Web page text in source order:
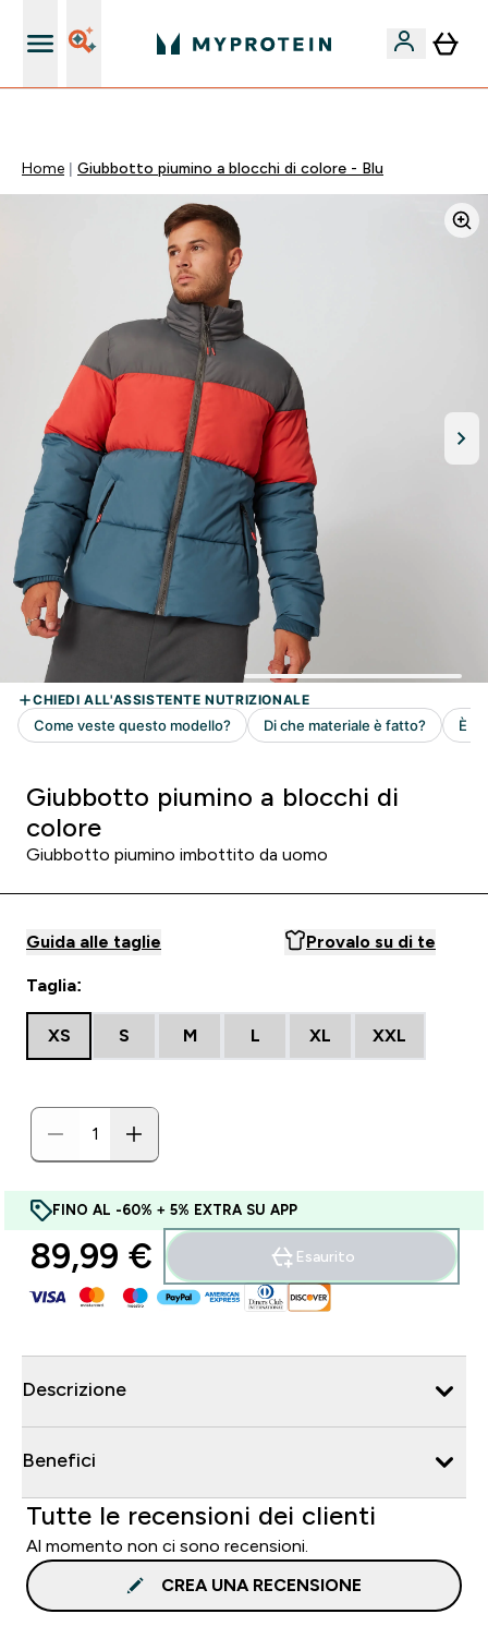
Home Giubbotto piumino a blocchi di colore - Blu
Giubbotto piumino a blocchi di
colore
Giubbotto piumino imbottito da uomo
Guida alle taglie Provalo su di te
Taglia:
XS S M L XL XXL
FINO AL -60% + 5% EXTRA SU APP
89,99 €‎ Esaurito
Descrizione
Benefici
Tutte le recensioni dei clienti
Al momento non ci sono recensioni.
CREA UNA RECENSIONE